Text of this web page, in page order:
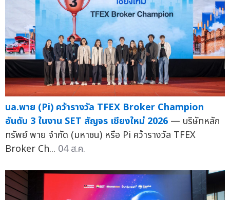
บล.พาย (Pi) คว้ารางวัล TFEX Broker Champion
อันดับ 3 ในงาน SET สัญจร เชียงใหม่ 2026 — บริษัทหลัก
ทรัพย์ พาย จำกัด (มหาชน) หรือ Pi คว้ารางวัล TFEX
Broker Ch... 04 ส.ค.